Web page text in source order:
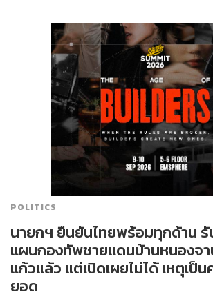
POLITICS
นายกฯ ยืนยันไทยพร้อมทุกด้าน รั
แผนกองทัพชายแดนบ้านหนองจ
แก้วแล้ว แต่เปิดเผยไม่ได้ เหตุเป็
ยอด